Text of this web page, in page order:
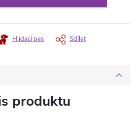
Hlídací pes Sdílet
produktu